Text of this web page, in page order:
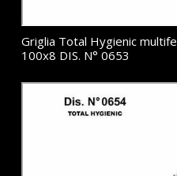
Griglia Total Hygienic
100x8 DIS. N° 0653